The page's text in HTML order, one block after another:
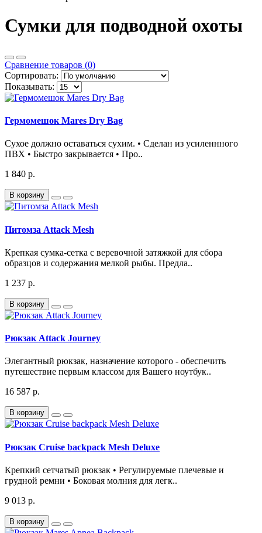
Сумки для подводной охоты
Сравнение товаров (0)
Сортировать:
Показывать:
Гермомешок Mares Dry Bag
Сухое должно оставаться сухим. • Сделан из усиленнного
ПВХ • Быстро закрывается • Про..
1 840 р.
В корзину
Питомза Attack Mesh
Крепкая сумка-сетка с веревочной затяжкой для сбора
образцов и содержания мелкой рыбы. Предла..
1 237 р.
В корзину
Рюкзак Attack Journey
Элегантный рюкзак, назначение которого - обеспечить
путешествие первым классом для Вашего ноутбук..
16 587 р.
В корзину
Рюкзак Cruise backpack Mesh Deluxe
Крепкий сетчатый рюкзак • Регулируемые плечевые и
грудной ремни • Боковая молния для легк..
9 013 р.
В корзину